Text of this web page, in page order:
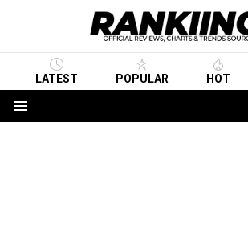
LATEST POPULAR HOT